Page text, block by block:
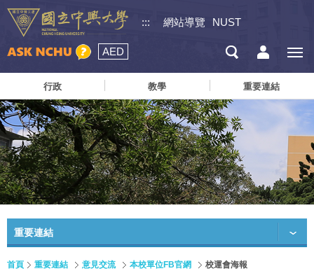
::: 網站導覽 NUST
AED
行政 教學 重要連結
重要連結
首頁 重要連結 意見交流 本校單位FB官網 校運會海報